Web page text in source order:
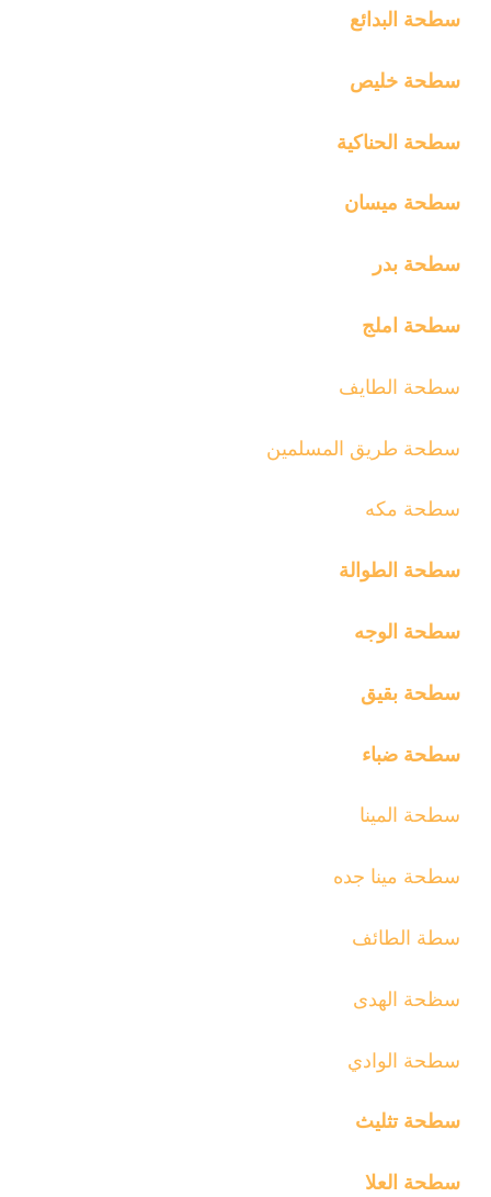
سطحة البدائع
سطحة خليص
سطحة الحناكية
سطحة ميسان
سطحة بدر
سطحة املج
سطحة الطايف
سطحة طريق المسلمين
سطحة مكه
سطحة الطوالة
سطحة الوجه
سطحة بقيق
سطحة ضباء
سطحة المينا
سطحة مينا جده
سطة الطائف
سظحة الهدى
سطحة الوادي
سطحة تثليث
سطحة العلا